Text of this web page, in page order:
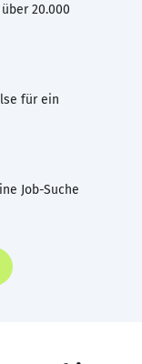
20.000
für ein
Job-Suche